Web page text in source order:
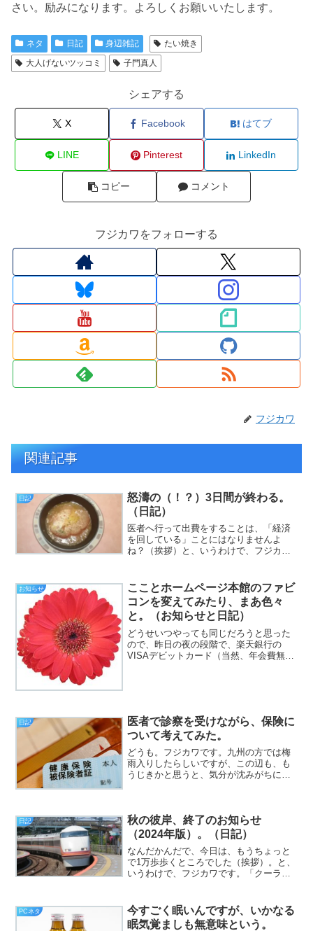
さい。励みになります。よろしくお願いいたします。
ネタ 日記 身辺雑記
たい焼き
大人げないツッコミ
子門真人
シェアする
X Facebook はてブ
LINE Pinterest LinkedIn
コピー コメント
フジカワをフォローする
フジカワ
関連記事
日記
怒濤の（！？）3日間が終わる。
（日記）
医者へ行って出費をすることは、「経済
を回している」ことにはなりませんよ
ね？（挨拶）と、いうわけで、フジカワ
「こんなに不味かったっけ？」と不思議
でならない木曜日、皆...
お知らせ
こことホームページ本館のファビ
コンを変えてみたり、まあ色々
と。（お知らせと日記）
どうせいつやっても同じだろうと思った
ので、昨日の夜の段階で、楽天銀行の
VISAデビットカード（当然、年会費無料
日記
医者で診察を受けながら、保険に
ついて考えてみた。
どうも。フジカワです。九州の方では梅
雨入りしたらしいですが、この辺も、も
うじきかと思うと、気分が沈みがちにな
日記
秋の彼岸、終了のお知らせ
（2024年版）。（日記）
なんだかんだで、今日は、もうちょっと
で1万歩歩くところでした（挨拶）。と、
いうわけで、フジカワです。「クーラー
ね？ という意見には、さすがに異論を
認めない土曜日、皆様いか...
PCネタ
今すごく眠いんですが、いかなる
眠気覚ましも無意味という。